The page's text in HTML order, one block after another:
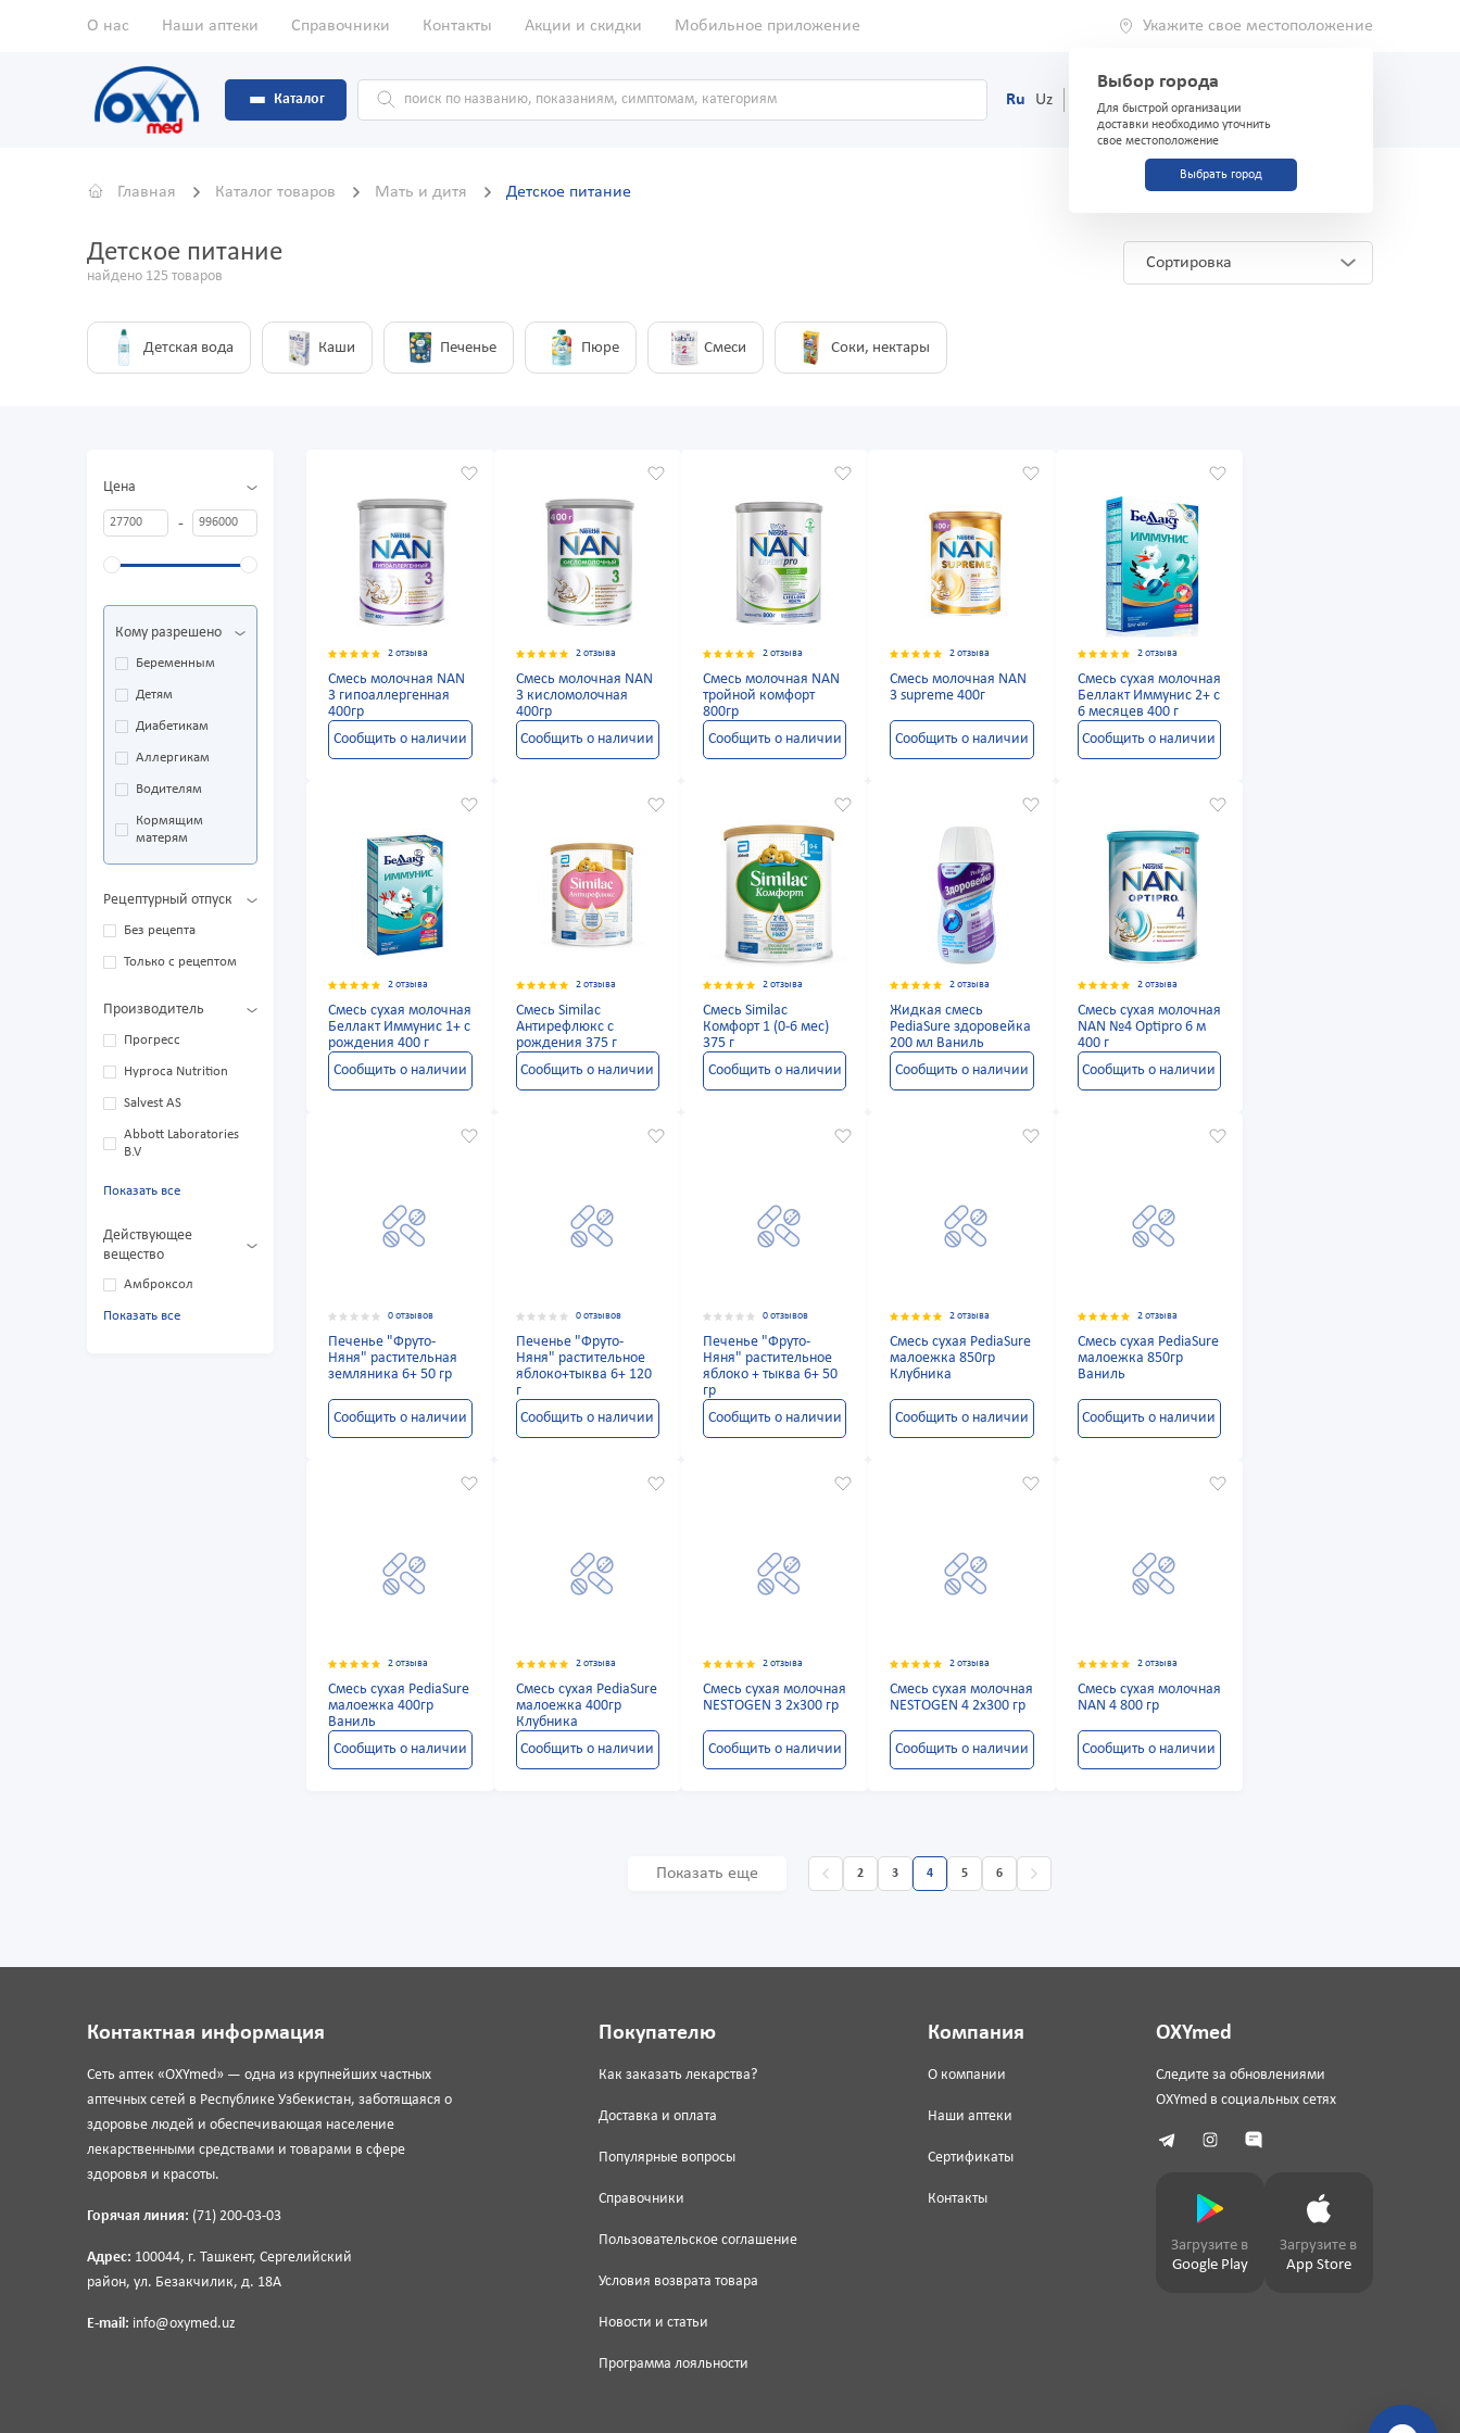
О нас Наши аптеки Справочники Контакты Акции и скидки Мобильное приложение Укажите свое местоположение
Выбор города
Для быстрой организации
доставки необходимо уточнить
свое местоположение
Выбрать город
Каталог Ru Uz (71) 200-03-03
Главная Каталог товаров Мать и дитя Детское питание
Детское питание
найдено 125 товаров
Сортировка
Детская вода Каши Печенье Пюре Смеси Соки, нектары
Цена
-
Кому разрешено
Беременным
Детям
Диабетикам
Аллергикам
Водителям
Кормящим
матерям
Рецептурный отпуск
Без рецепта
Только с рецептом
Производитель
Прогресс
Hyproca Nutrition
Salvest AS
Abbott Laboratories
B.V
Показать все
Действующее
вещество
Амброксол
Показать все
2 отзыва
Смесь молочная NAN
3 гипоаллергенная
400гр
Сообщить о наличии
2 отзыва
Смесь молочная NAN
3 кисломолочная
400гр
Сообщить о наличии
2 отзыва
Смесь молочная NAN
тройной комфорт
800гр
Сообщить о наличии
2 отзыва
Смесь молочная NAN
3 supreme 400г
Сообщить о наличии
2 отзыва
Смесь сухая молочная
Беллакт Иммунис 2+ с
6 месяцев 400 г
Сообщить о наличии
2 отзыва
Смесь сухая молочная
Беллакт Иммунис 1+ с
рождения 400 г
Сообщить о наличии
2 отзыва
Смесь Similac
Антирефлюкс с
рождения 375 г
Сообщить о наличии
2 отзыва
Смесь Similac
Комфорт 1 (0-6 мес)
375 г
Сообщить о наличии
2 отзыва
Жидкая смесь
PediaSure здоровейка
200 мл Ваниль
Сообщить о наличии
2 отзыва
Смесь сухая молочная
NAN №4 Optipro 6 м
400 г
Сообщить о наличии
0 отзывов
Печенье "Фруто-
Няня" растительная
земляника 6+ 50 гр
Сообщить о наличии
0 отзывов
Печенье "Фруто-
Няня" растительное
яблоко+тыква 6+ 120
г
Сообщить о наличии
0 отзывов
Печенье "Фруто-
Няня" растительное
яблоко + тыква 6+ 50
гр
Сообщить о наличии
2 отзыва
Смесь сухая PediaSure
малоежка 850гр
Клубника
Сообщить о наличии
2 отзыва
Смесь сухая PediaSure
малоежка 850гр
Ваниль
Сообщить о наличии
2 отзыва
Смесь сухая PediaSure
малоежка 400гр
Ваниль
Сообщить о наличии
2 отзыва
Смесь сухая PediaSure
малоежка 400гр
Клубника
Сообщить о наличии
2 отзыва
Смесь сухая молочная
NESTOGEN 3 2х300 гр
Сообщить о наличии
2 отзыва
Смесь сухая молочная
NESTOGEN 4 2х300 гр
Сообщить о наличии
2 отзыва
Смесь сухая молочная
NAN 4 800 гр
Сообщить о наличии
Показать еще 2 3 4 5 6
Контактная информация
Сеть аптек «OXYmed» — одна из крупнейших частных
аптечных сетей в Республике Узбекистан, заботящаяся о
здоровье людей и обеспечивающая население
лекарственными средствами и товарами в сфере
здоровья и красоты.
Горячая линия: (71) 200-03-03
Адрес: 100044, г. Ташкент, Сергелийский
район, ул. Безакчилик, д. 18А
E-mail: info@oxymed.uz
Покупателю
Как заказать лекарства?
Доставка и оплата
Популярные вопросы
Справочники
Пользовательское соглашение
Условия возврата товара
Новости и статьи
Программа лояльности
Компания
О компании
Наши аптеки
Сертификаты
Контакты
OXYmed
Следите за обновлениями
OXYmed в социальных сетях
Загрузите в
Google Play
Загрузите в
App Store